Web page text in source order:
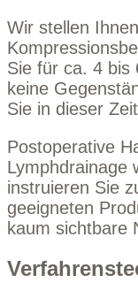
Wir stellen
Sie für ca. 4 bis
keine
Sie in dieser
Postoperative
Lymphdrainage
instruieren Sie
geeigneten
kaum sichtbare